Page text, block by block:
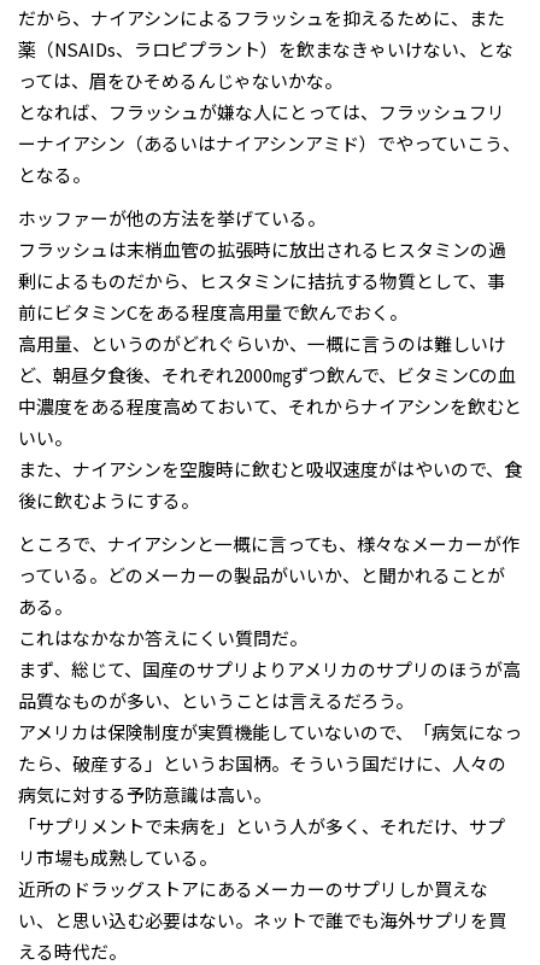
だから、ナイアシンによるフラッシュを抑えるために、また
薬（NSAIDs、ラロピプラント）を飲まなきゃいけない、とな
っては、眉をひそめるんじゃないかな。
となれば、フラッシュが嫌な人にとっては、フラッシュフリ
ーナイアシン（あるいはナイアシンアミド）でやっていこう、
となる。
ホッファーが他の方法を挙げている。
フラッシュは末梢血管の拡張時に放出されるヒスタミンの過
剰によるものだから、ヒスタミンに拮抗する物質として、事
前にビタミンCをある程度高用量で飲んでおく。
高用量、というのがどれぐらいか、一概に言うのは難しいけ
ど、朝昼夕食後、それぞれ2000㎎ずつ飲んで、ビタミンCの血
中濃度をある程度高めておいて、それからナイアシンを飲むと
いい。
また、ナイアシンを空腹時に飲むと吸収速度がはやいので、食
後に飲むようにする。
ところで、ナイアシンと一概に言っても、様々なメーカーが作
っている。どのメーカーの製品がいいか、と聞かれることが
ある。
これはなかなか答えにくい質問だ。
まず、総じて、国産のサプリよりアメリカのサプリのほうが高
品質なものが多い、ということは言えるだろう。
アメリカは保険制度が実質機能していないので、「病気になっ
たら、破産する」というお国柄。そういう国だけに、人々の
病気に対する予防意識は高い。
「サプリメントで未病を」という人が多く、それだけ、サプ
リ市場も成熟している。
近所のドラッグストアにあるメーカーのサプリしか買えな
い、と思い込む必要はない。ネットで誰でも海外サプリを買
える時代だ。